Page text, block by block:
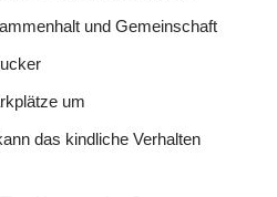
und Gemeinschaft
um
das kindliche Verhalten